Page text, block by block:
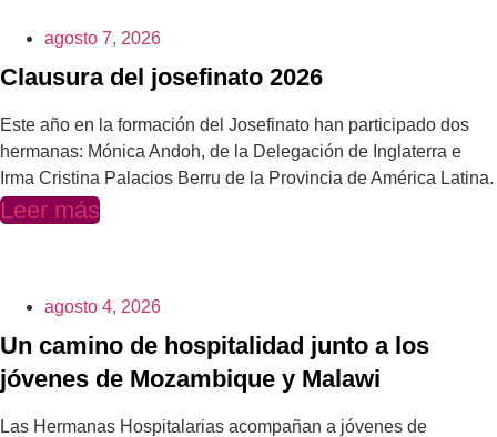
agosto 7, 2026
Clausura del josefinato 2026
Este año en la formación del Josefinato han participado dos
hermanas: Mónica Andoh, de la Delegación de Inglaterra e
Irma Cristina Palacios Berru de la Provincia de América Latina.
Leer más
agosto 4, 2026
Un camino de hospitalidad junto a los
jóvenes de Mozambique y Malawi
Las Hermanas Hospitalarias acompañan a jóvenes de